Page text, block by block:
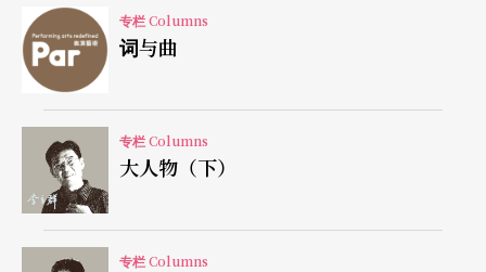
法告诉你，那没有什么关系，但是我也没有办法告
诉我的舞者。我只能告诉他们，我要的是这样这样
这样；他们就试著跳这样这样这样。我说不对不对
不对，不是那样那样那样，是这样这样这样。他们
可以试著来了解我的意思，可是我没办法告诉他
们，我什么也没有办法告诉他们。有些情绪很复
杂，我说不出来，我也跳不出来。当我试著去表达
专栏 Columns
词与曲
专栏 Columns
大人物（下）
专栏 Columns